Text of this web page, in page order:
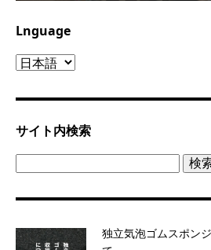
Lnguage
Lnguage
サイト内検索
独立気泡ゴムスポン